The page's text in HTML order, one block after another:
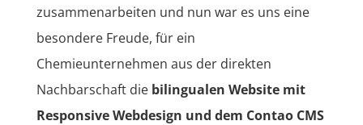
zusammenarbeiten und nun war es uns eine
besondere Freude, für ein
Chemieunternehmen aus der direkten
Nachbarschaft die bilingualen Website mit
Responsive Webdesign und dem Contao CMS